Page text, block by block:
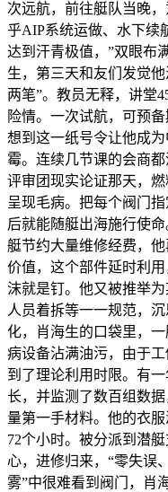
次远航，前往艇队当晚
乎AIP系统运做、水下续
达到汗青极值，”双眼布
生，第三天和友们发觉
两笔”。教员无释，讲堂
险情。一次试航，可预
想到这一纸号令让他成
霉。连续几节课的会商都
评审团现实论证那天，
呈现毛病。把每个阀门
后就能随艇出海施行使
艇节约大量维修经费，
价值，这个部件延时利
沫就是钉。他又被推举为
人员着拆等一一规范，
化，肖海生的口袋里，
病设备沾满油污，由于
到了理论利用时限。有
长，并监测了数百组数
量第一手材料。他的衣
72个小时。被分派到潜
心，进修归来，“零失误
雾”中很难看到阀门，肖